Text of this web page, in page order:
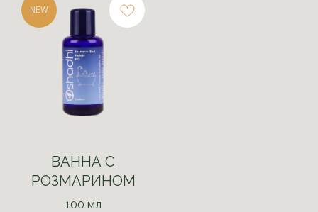
NEW
ВАННА С
РОЗМАРИНОМ
100 мл